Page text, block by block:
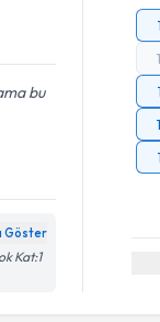
bu
Göster
Kat:1